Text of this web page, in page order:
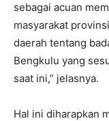
sebagai acuan
masyarakat
daerah tentang
Bengkulu yang
saat ini,” jelasnya.
Hal ini diharapkan